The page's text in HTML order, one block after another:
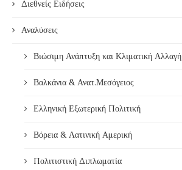
Διεθνείς Ειδήσεις
Αναλύσεις
Βιώσιμη Ανάπτυξη και Κλιματική Αλλαγή
Βαλκάνια & Ανατ.Μεσόγειος
Ελληνική Εξωτερική Πολιτική
Βόρεια & Λατινική Αμερική
Πολιτιστική Διπλωματία